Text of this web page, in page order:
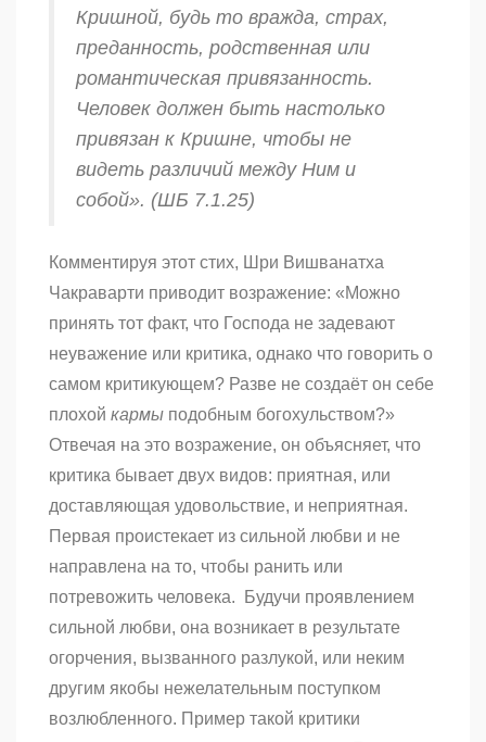
Кришной, будь то вражда, страх,
преданность, родственная или
романтическая привязанность.
Человек должен быть настолько
привязан к Кришне, чтобы не
видеть различий между Ним и
собой». (ШБ 7.1.25)
Комментируя этот стих, Шри Вишванатха
Чакраварти приводит возражение: «Можно
принять тот факт, что Господа не задевают
неуважение или критика, однако что говорить о
самом критикующем? Разве не создаёт он себе
плохой кармы подобным богохульством?»
Отвечая на это возражение, он объясняет, что
критика бывает двух видов: приятная, или
доставляющая удовольствие, и неприятная.
Первая проистекает из сильной любви и не
направлена на то, чтобы ранить или
потревожить человека. Будучи проявлением
сильной любви, она возникает в результате
огорчения, вызванного разлукой, или неким
другим якобы нежелательным поступком
возлюбленного. Пример такой критики